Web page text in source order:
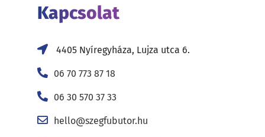
Kapcsolat
4405 Nyíregyháza, Lujza utca 6.
06 70 773 87 18
06 30 570 37 33
hello@szegfubutor.hu